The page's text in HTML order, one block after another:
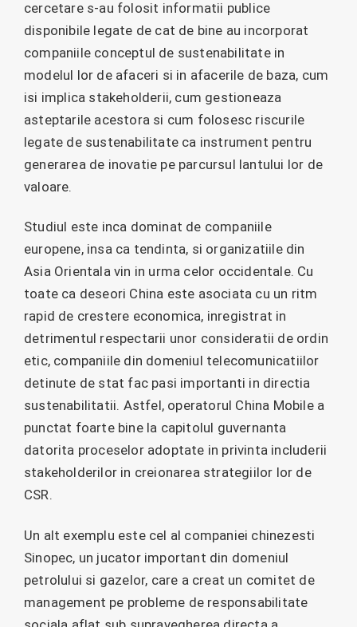
cercetare s-au folosit informatii publice
disponibile legate de cat de bine au incorporat
companiile conceptul de sustenabilitate in
modelul lor de afaceri si in afacerile de baza, cum
isi implica stakeholderii, cum gestioneaza
asteptarile acestora si cum folosesc riscurile
legate de sustenabilitate ca instrument pentru
generarea de inovatie pe parcursul lantului lor de
valoare.
Studiul este inca dominat de companiile
europene, insa ca tendinta, si organizatiile din
Asia Orientala vin in urma celor occidentale. Cu
toate ca deseori China este asociata cu un ritm
rapid de crestere economica, inregistrat in
detrimentul respectarii unor consideratii de ordin
etic, companiile din domeniul telecomunicatiilor
detinute de stat fac pasi importanti in directia
sustenabilitatii. Astfel, operatorul China Mobile a
punctat foarte bine la capitolul guvernanta
datorita proceselor adoptate in privinta includerii
stakeholderilor in creionarea strategiilor lor de
CSR.
Un alt exemplu este cel al companiei chinezesti
Sinopec, un jucator important din domeniul
petrolului si gazelor, care a creat un comitet de
management pe probleme de responsabilitate